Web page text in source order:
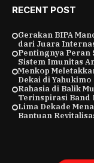
RECENT POST
Gerakan BIPA
dari Juara
Pentingnya Peran
Sistem Imunitas
Menkop
Dekai di Yahukimo
Rahasia di Balik
Terinspirasi Band
Lima Dekade
Bantuan